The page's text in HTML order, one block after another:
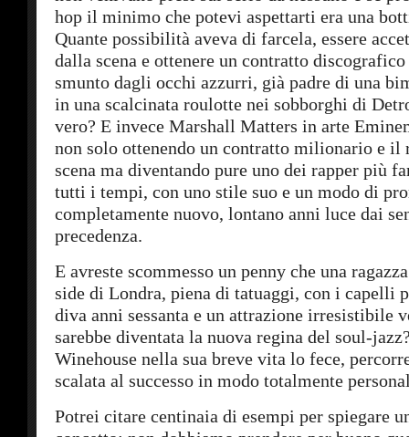
hop il minimo che potevi aspettarti era una
Quante possibilità aveva di farcela, essere
dalla scena e ottenere un contratto
smunto dagli occhi azzurri, già padre di una
in una scalcinata roulotte nei sobborghi di
vero? E invece Marshall Matters in arte
non solo ottenendo un contratto milionario e il
scena ma diventando pure uno dei rapper più
tutti i tempi, con uno stile suo e un modo di
completamente nuovo, lontano anni luce dai
precedenza.
E avreste scommesso un penny che una
side di Londra, piena di tatuaggi, con i capelli
diva anni sessanta e un attrazione irresistibile
sarebbe diventata la nuova regina del soul-
Winehouse nella sua breve vita lo fece,
scalata al successo in modo totalmente
Potrei citare centinaia di esempi per spiegare